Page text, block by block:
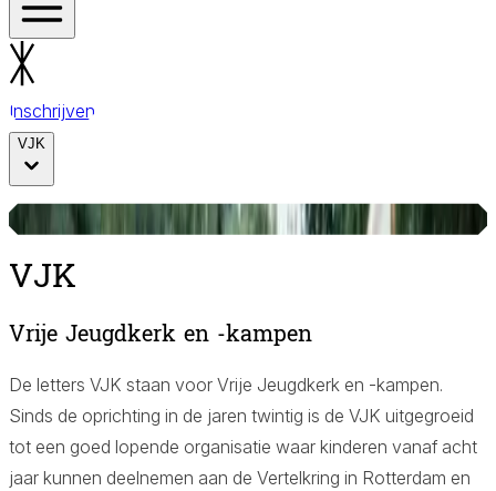
Inschrijven
VJK
© VJK
VJK
Aa
Vrije Jeugdkerk en -kampen
De letters VJK staan voor Vrije Jeugdkerk en -kampen.
Sinds de oprichting in de jaren twintig is de VJK uitgegroeid
tot een goed lopende organisatie waar kinderen vanaf acht
jaar kunnen deelnemen aan de Vertelkring in Rotterdam en